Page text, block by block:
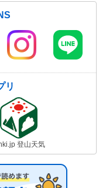
リ
登山天気